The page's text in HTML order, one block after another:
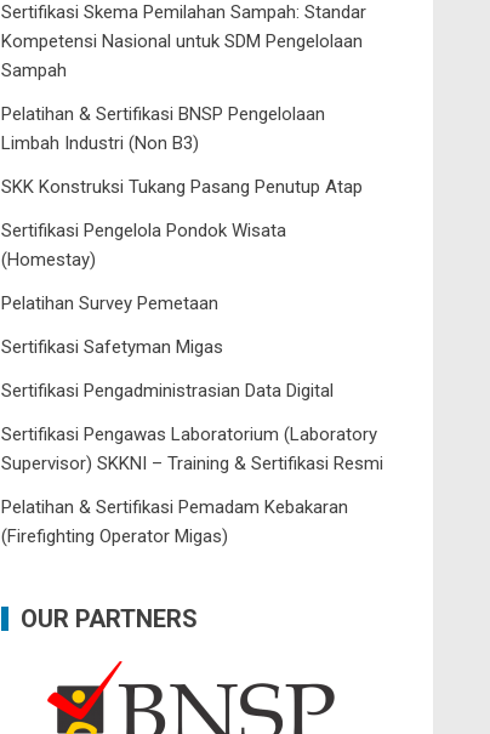
Sertifikasi Skema Pemilahan Sampah: Standar
Kompetensi Nasional untuk SDM Pengelolaan
Sampah
Pelatihan & Sertifikasi BNSP Pengelolaan
Limbah Industri (Non B3)
SKK Konstruksi Tukang Pasang Penutup Atap
Sertifikasi Pengelola Pondok Wisata
(Homestay)
Pelatihan Survey Pemetaan
Sertifikasi Safetyman Migas
Sertifikasi Pengadministrasian Data Digital
Sertifikasi Pengawas Laboratorium (Laboratory
Supervisor) SKKNI – Training & Sertifikasi Resmi
Pelatihan & Sertifikasi Pemadam Kebakaran
(Firefighting Operator Migas)
OUR PARTNERS